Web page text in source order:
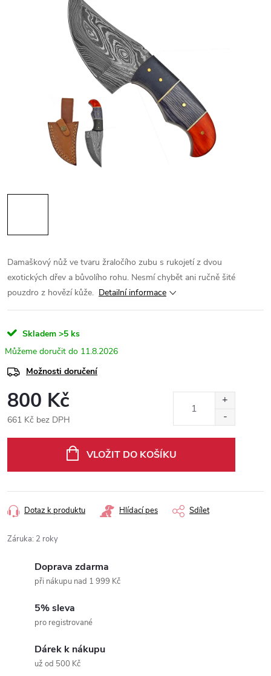
Damaškový nůž ve tvaru žraločího zubu s rukojetí z dvou
exotických dřev a bůvolího rohu. Nesmí chybět ani ručně šité
pouzdro z hovězí kůže. Detailní informace
Skladem >5 ks
11.8.2026
Možnosti doručení
800 Kč
661 Kč bez DPH
VLOŽIT DO KOŠÍKU
Dotaz k produktu Hlídací pes Sdílet
Záruka: 2 roky
Doprava zdarma
při nákupu nad 1 999 Kč
5% sleva
pro registrované
Dárek k nákupu
už od 500 Kč